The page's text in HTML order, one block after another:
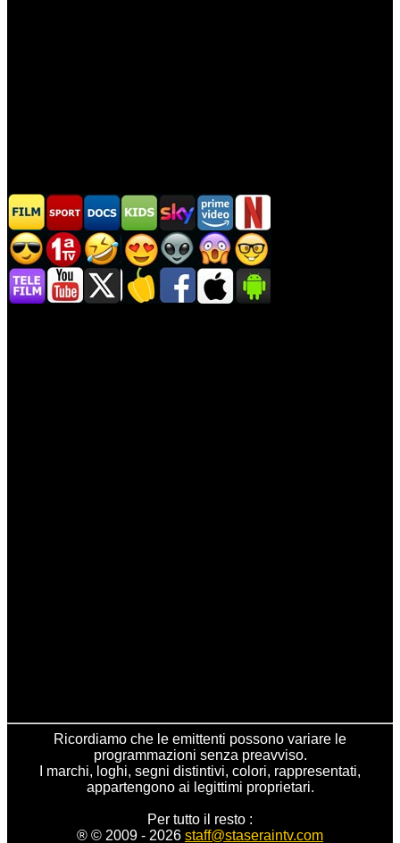
Ricordiamo che le emittenti possono variare le
programmazioni senza preavviso.
I marchi, loghi, segni distintivi, colori, rappresentati,
appartengono ai legittimi proprietari.
Per tutto il resto :
® © 2009 - 2026 staff@staseraintv.com